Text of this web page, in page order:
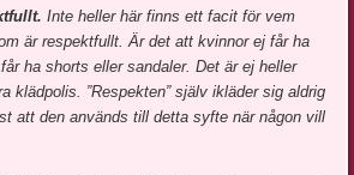
Inte heller här finns ett facit för vem
är respektfullt. Är det att kvinnor ej får ha
ha shorts eller sandaler. Det är ej heller
klädpolis. ”Respekten” själv ikläder sig aldrig
att den används till detta syfte när någon vill